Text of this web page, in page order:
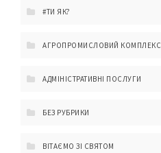
#ТИ ЯК?
АГРОПРОМИСЛОВИЙ КОМПЛЕКС
АДМІНІСТРАТИВНІ ПОСЛУГИ
БЕЗ РУБРИКИ
ВІТАЄМО ЗІ СВЯТОМ